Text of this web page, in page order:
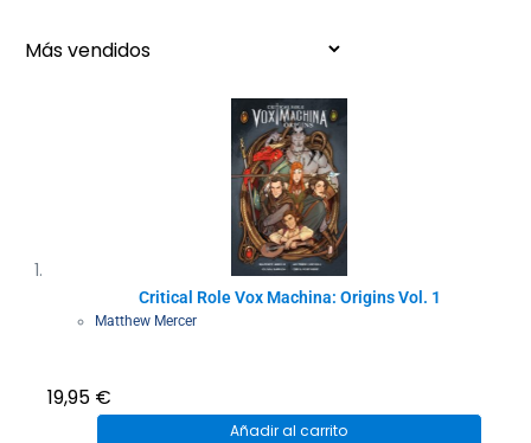
Critical Role Vox Machina: Origins Vol. 1
Matthew Mercer
19,95 €
Añadir al carrito